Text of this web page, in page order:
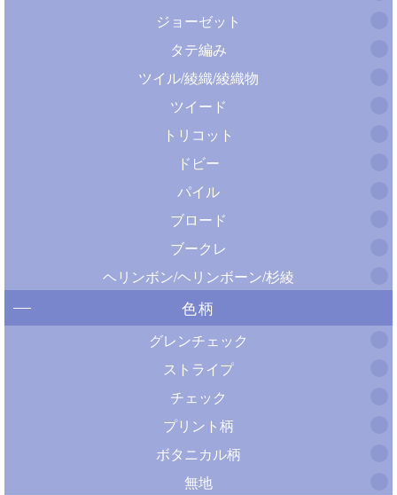
ジョーゼット
タテ編み
ツイル/綾織/綾織物
ツイード
トリコット
ドビー
パイル
ブロード
ブークレ
ヘリンボン/ヘリンボーン/杉綾
色柄
グレンチェック
ストライプ
チェック
プリント柄
ボタニカル柄
無地